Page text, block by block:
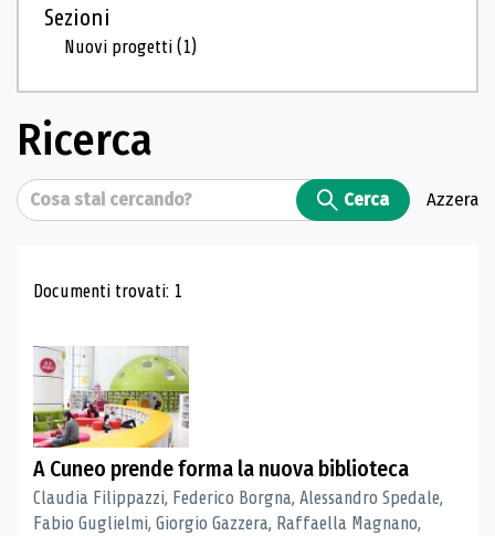
Sezioni
Nuovi progetti(1)
Ricerca
Cerca Cerca Azzera
Risultati di ricerca
Documenti trovati: 1
A Cuneo prende forma la nuova biblioteca
Claudia Filippazzi, Federico Borgna, Alessandro Spedale,
Fabio Guglielmi, Giorgio Gazzera, Raffaella Magnano,